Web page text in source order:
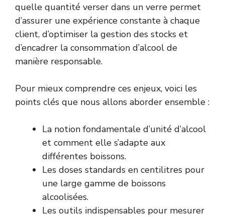
quelle quantité verser dans un verre permet
d’assurer une expérience constante à chaque
client, d’optimiser la gestion des stocks et
d’encadrer la consommation d’alcool de
manière responsable.
Pour mieux comprendre ces enjeux, voici les
points clés que nous allons aborder ensemble :
La notion fondamentale d’unité d’alcool
et comment elle s’adapte aux
différentes boissons.
Les doses standards en centilitres pour
une large gamme de boissons
alcoolisées.
Les outils indispensables pour mesurer